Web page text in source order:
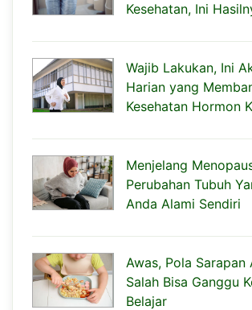
Kesehatan, Ini
Wajib Lakukan, Ini
Harian yang
Kesehatan Hormon
Menjelang
Perubahan Tubuh
Anda Alami Sendiri
Awas, Pola Sarapan
Salah Bisa Ganggu
Belajar